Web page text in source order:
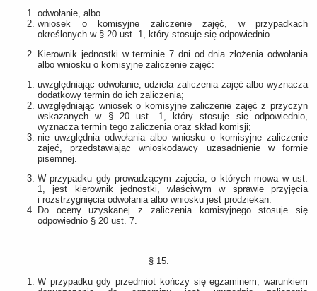
odwołanie, albo
wniosek o komisyjne zaliczenie zajęć, w przypadkach
określonych w § 20 ust. 1, który stosuje się odpowiednio.
Kierownik jednostki w terminie 7 dni od dnia złożenia odwołania
albo wniosku o komisyjne zaliczenie zajęć:
uwzględniając odwołanie, udziela zaliczenia zajęć albo wyznacza
dodatkowy termin do ich zaliczenia;
uwzględniając wniosek o komisyjne zaliczenie zajęć z przyczyn
wskazanych w § 20 ust. 1, który stosuje się odpowiednio,
wyznacza termin tego zaliczenia oraz skład komisji;
nie uwzględnia odwołania albo wniosku o komisyjne zaliczenie
zajęć, przedstawiając wnioskodawcy uzasadnienie w formie
pisemnej.
W przypadku gdy prowadzącym zajęcia, o których mowa w ust.
1, jest kierownik jednostki, właściwym w sprawie przyjęcia
i rozstrzygnięcia odwołania albo wniosku jest prodziekan.
Do oceny uzyskanej z zaliczenia komisyjnego stosuje się
odpowiednio § 20 ust. 7.
§ 15.
W przypadku gdy przedmiot kończy się egzaminem, warunkiem